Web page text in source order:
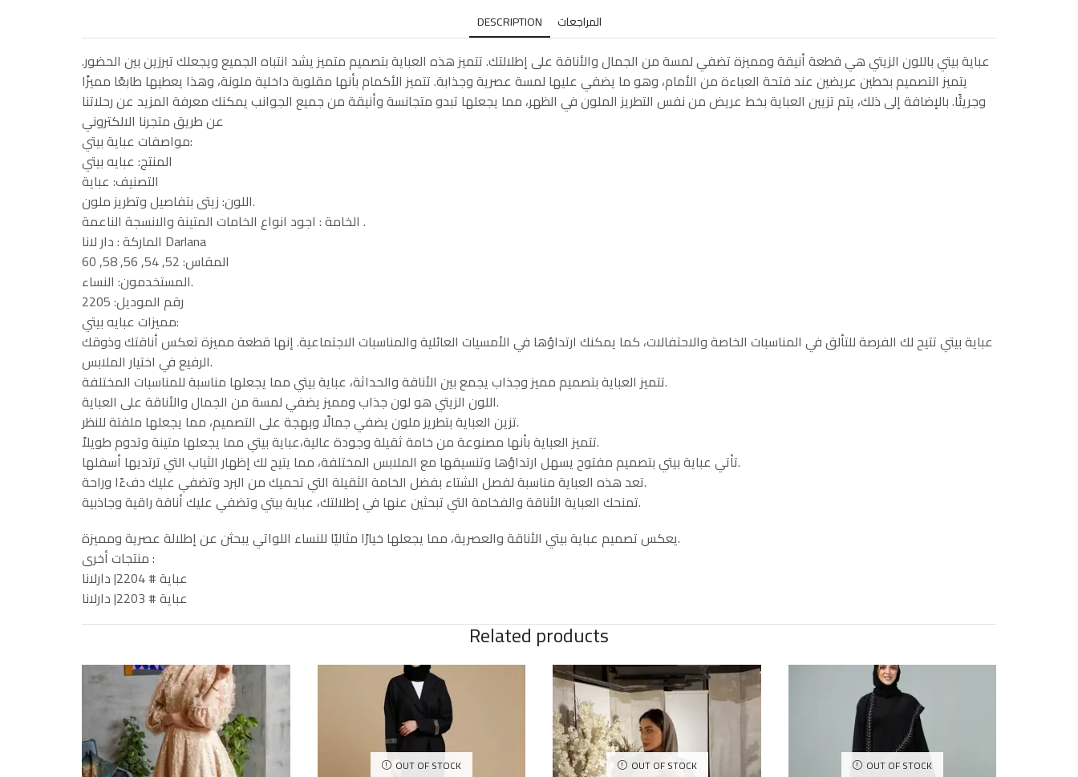
DESCRIPTION المراجعات
عباية بيتي باللون الزيتي هي قطعة أنيقة ومميزة تضفي لمسة من الجمال والأناقة على إطلالتك. تتميز هذه العباية بتصميم متميز يشد انتباه الجميع ويجعلك تبرزين بين الحضور.
يتميز التصميم بخطين عريضين عند فتحة العباءة من الأمام، وهو ما يضفي عليها لمسة عصرية وجذابة. تتميز الأكمام بأنها مقلوبة داخلية ملونة، وهذا يعطيها طابعًا مميزًا
وجريئًا. بالإضافة إلى ذلك، يتم تزيين العباية بخط عريض من نفس التطريز الملون في الظهر، مما يجعلها تبدو متجانسة وأنيقة من جميع الجوانب يمكنك معرفة المزيد عن رحلاتنا
عن طريق متجرنا الالكتروني
مواصفات عباية بيتي:
المنتج: عبايه بيتي
التصنيف: عباية
اللون: زيتى بتفاصيل وتطريز ملون.
الخامة : اجود انواع الخامات المتينة والانسجة الناعمة .
الماركة : دار لانا Darlana
المقاس: 52, 54, 56, 58, 60
المستخدمون: النساء.
رقم الموديل: 2205
مميزات عبايه بيتي:
عباية بيتي تتيح لك الفرصة للتألق في المناسبات الخاصة والاحتفالات، كما يمكنك ارتداؤها في الأمسيات العائلية والمناسبات الاجتماعية. إنها قطعة مميزة تعكس أناقتك وذوقك
الرفيع في اختيار الملابس.
تتميز العباية بتصميم مميز وجذاب يجمع بين الأناقة والحداثة، عباية بيتي مما يجعلها مناسبة للمناسبات المختلفة.
اللون الزيتي هو لون جذاب ومميز يضفي لمسة من الجمال والأناقة على العباية.
تزين العباية بتطريز ملون يضفي جمالًا وبهجة على التصميم، مما يجعلها ملفتة للنظر.
تتميز العباية بأنها مصنوعة من خامة ثقيلة وجودة عالية،عباية بيتي مما يجعلها متينة وتدوم طويلاً.
تأتي عباية بيتي بتصميم مفتوح يسهل ارتداؤها وتنسيقها مع الملابس المختلفة، مما يتيح لك إظهار الثياب التي ترتديها أسفلها.
تعد هذه العباية مناسبة لفصل الشتاء بفضل الخامة الثقيلة التي تحميك من البرد وتضفي عليك دفءًا وراحة.
تمنحك العباية الأناقة والفخامة التي تبحثين عنها في إطلالتك، عباية بيتي وتضفي عليك أناقة راقية وجاذبية.
يعكس تصميم عباية بيتي الأناقة والعصرية، مما يجعلها خيارًا مثاليًا للنساء اللواتي يبحثن عن إطلالة عصرية ومميزة.
منتجات أخرى :
عباية # 2204| دارلانا
عباية # 2203| دارلانا
Related products
OUT OF STOCK OUT OF STOCK OUT OF STOCK